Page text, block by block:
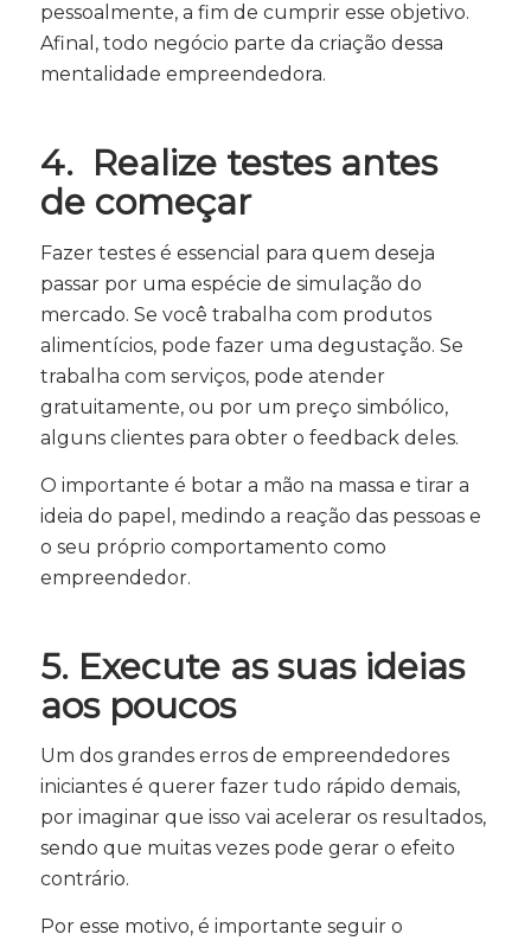
pessoalmente, a fim de cumprir esse objetivo.
Afinal, todo negócio parte da criação dessa
mentalidade empreendedora.
4. Realize testes antes
de começar
Fazer testes é essencial para quem deseja
passar por uma espécie de simulação do
mercado. Se você trabalha com produtos
alimentícios, pode fazer uma degustação. Se
trabalha com serviços, pode atender
gratuitamente, ou por um preço simbólico,
alguns clientes para obter o feedback deles.
O importante é botar a mão na massa e tirar a
ideia do papel, medindo a reação das pessoas e
o seu próprio comportamento como
empreendedor.
5. Execute as suas ideias
aos poucos
Um dos grandes erros de empreendedores
iniciantes é querer fazer tudo rápido demais,
por imaginar que isso vai acelerar os resultados,
sendo que muitas vezes pode gerar o efeito
contrário.
Por esse motivo, é importante seguir o